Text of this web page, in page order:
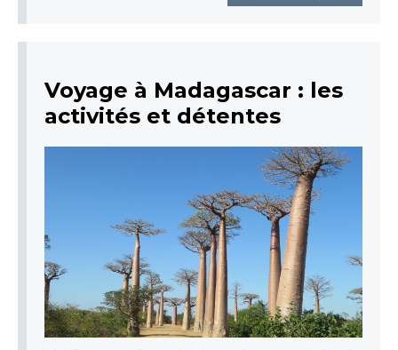
Voyage à Madagascar : les
activités et détentes